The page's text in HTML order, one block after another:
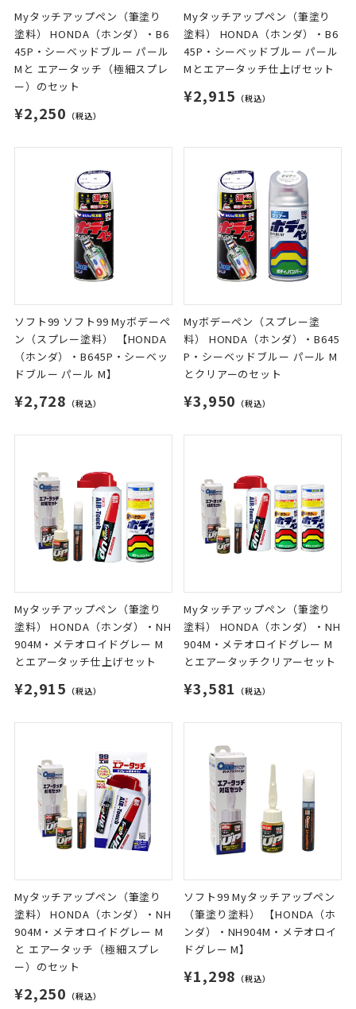
Myタッチアップペン（筆塗り
塗料） HONDA（ホンダ）・B6
45P・シーベッドブルー パール
Mと エアータッチ（極細スプレ
ー）のセット
¥2,250 （税込）
Myタッチアップペン（筆塗り
塗料） HONDA（ホンダ）・B6
45P・シーベッドブルー パール
Mとエアータッチ仕上げセット
¥2,915 （税込）
ソフト99 ソフト99 Myボデーペ
ン（スプレー塗料） 【HONDA
（ホンダ）・B645P・シーベッ
ドブルー パール M】
¥2,728 （税込）
Myボデーペン（スプレー塗
料） HONDA（ホンダ）・B645
P・シーベッドブルー パール M
とクリアーのセット
¥3,950 （税込）
Myタッチアップペン（筆塗り
塗料） HONDA（ホンダ）・NH
904M・メテオロイドグレー M
とエアータッチ仕上げセット
¥2,915 （税込）
Myタッチアップペン（筆塗り
塗料） HONDA（ホンダ）・NH
904M・メテオロイドグレー M
とエアータッチクリアーセット
¥3,581 （税込）
Myタッチアップペン（筆塗り
塗料） HONDA（ホンダ）・NH
904M・メテオロイドグレー M
と エアータッチ（極細スプレ
ー）のセット
¥2,250 （税込）
ソフト99 Myタッチアップペン
（筆塗り塗料） 【HONDA（ホ
ンダ）・NH904M・メテオロイ
ドグレー M】
¥1,298 （税込）